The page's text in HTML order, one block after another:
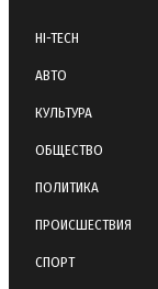
HI-TECH
АВТО
КУЛЬТУРА
ОБЩЕСТВО
ПОЛИТИКА
ПРОИСШЕСТВИЯ
СПОРТ